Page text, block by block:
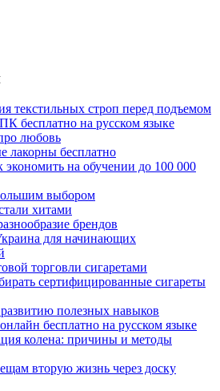
текстильных строп перед подъемом
бесплатно на русском языке
любовь
лакорны бесплатно
на обучении до 100 000
выбором
хитами
брендов
для начинающих
торговли сигаретами
сертифицированные сигареты
полезных навыков
бесплатно на русском языке
колена: причины и методы
вторую жизнь через доску